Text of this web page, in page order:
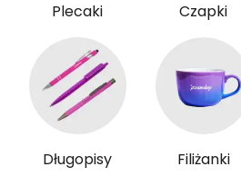
Plecaki Czapki
Długopisy Filiżanki